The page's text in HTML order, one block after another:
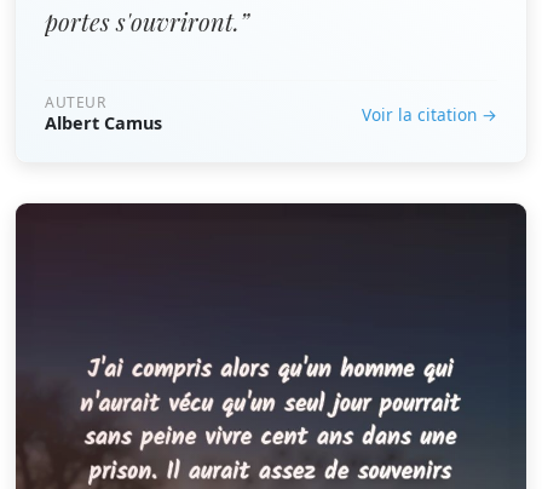
portes s'ouvriront.”
AUTEUR
Albert Camus Voir la citation →